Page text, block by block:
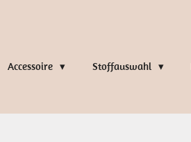
Accessoire Stoffauswahl